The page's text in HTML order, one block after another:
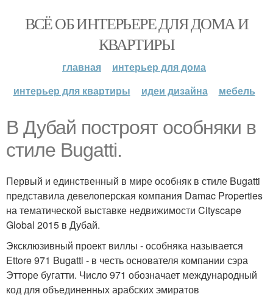
ВСЁ ОБ ИНТЕРЬЕРЕ ДЛЯ ДОМА И
КВАРТИРЫ
главная
интерьер для дома
интерьер для квартиры
идеи дизайна мебель
В Дубай построят особняки в
стиле Bugatti.
Первый и единственный в мире особняк в стиле Bugatti
представила девелоперская компания Damac Properties
на тематической выставке недвижимости Cityscape
Global 2015 в Дубай.
Эксклюзивный проект виллы - особняка называется
Ettore 971 Bugatti - в честь основателя компании сэра
Этторе бугатти. Число 971 обозначает международный
код для объединенных арабских эмиратов